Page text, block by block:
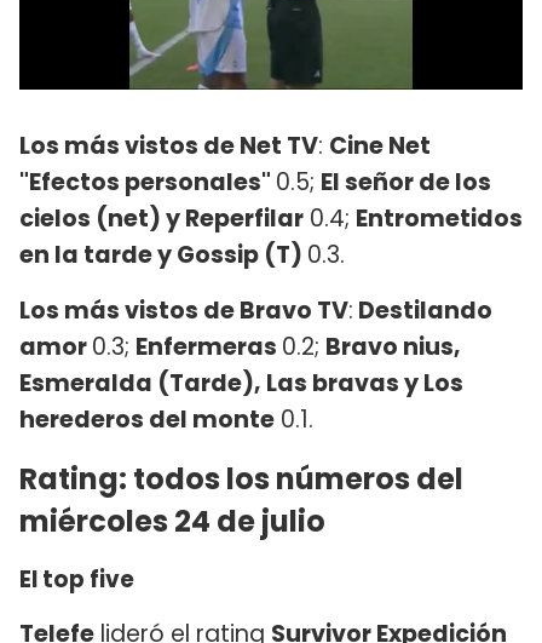
Los más vistos de Net TV: Cine Net
"Efectos personales" 0.5; El señor de los
cielos (net) y Reperfilar 0.4; Entrometidos
en la tarde y Gossip (T) 0.3.
Los más vistos de Bravo TV: Destilando
amor0.3; Enfermeras 0.2; Bravo nius,
Esmeralda (Tarde), Las bravas y Los
herederos del monte 0.1.
Rating: todos los números del
miércoles 24 de julio
El top five
Telefe lideró el rating Survivor Expedición